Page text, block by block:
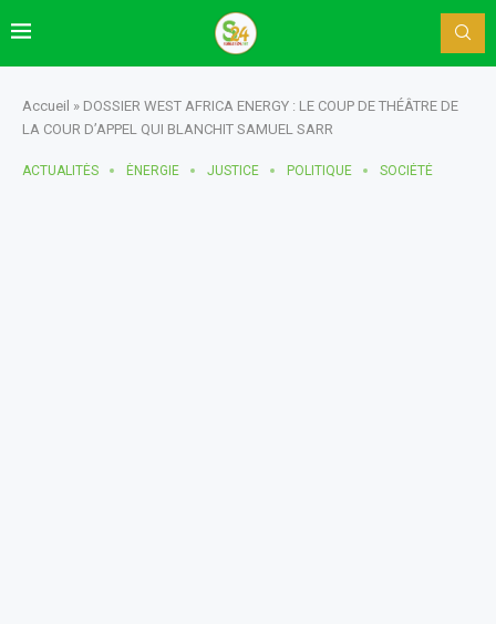
Accueil » DOSSIER WEST AFRICA ENERGY : LE COUP DE THÉÂTRE DE
LA COUR D’APPEL QUI BLANCHIT SAMUEL SARR
ACTUALITÈS ÈNERGIE JUSTICE POLITIQUE SOCIÉTÉ